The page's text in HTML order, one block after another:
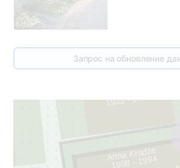
Запрос на обновление
Anna Kradze
1908 - 1994
1933 - 2023